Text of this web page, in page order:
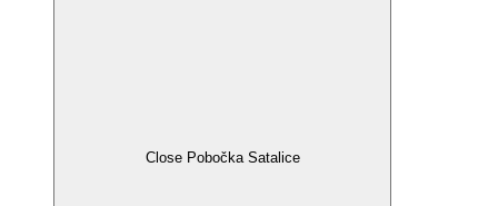
Close Pobočka Satalice